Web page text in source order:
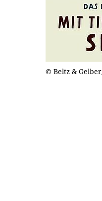
© Beltz &